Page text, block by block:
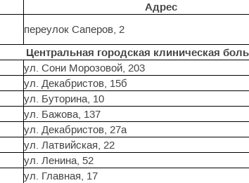
Адрес
переулок Саперов, 2
Центральная городская клиническая
ул. Сони Морозовой, 203
ул. Декабристов, 15б
ул. Буторина, 10
ул. Бажова, 137
ул. Декабристов, 27а
ул. Латвийская, 22
ул. Ленина, 52
ул. Главная, 17